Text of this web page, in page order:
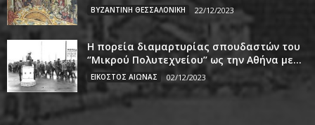
ΒΥΖΑΝΤΙΝΗ ΘΕΣΣΑΛΟΝΙΚΗ 22/12/2023
Η πορεία διαμαρτυρίας σπουδαστών του
‘’Μικρού Πολυτεχνείου’’ ως την Αθήνα με...
ΕΙΚΟΣΤΟΣ ΑΙΩΝΑΣ 02/12/2023